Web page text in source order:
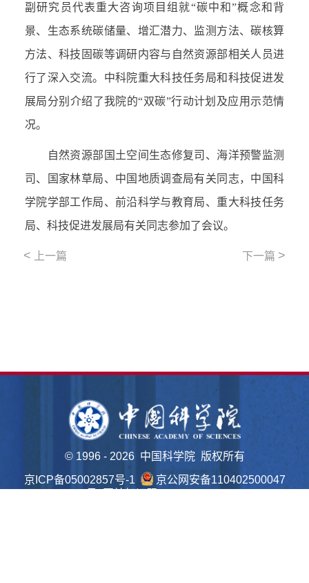
副研究员代表重大咨询项目组就“碳中和”概念和背
景、生态系统碳储量、增汇潜力、监测方法、碳核算
方法、科技固碳等调研内容与自然资源部相关人员进
行了深入交流。中科院重大科技任务局和科技促进发
展局分别 介绍了我院的“双碳”行动计划及应用示范情
况。
自然资源部 国土空间生态修复司、海洋预警监测
司、国家林草局、中国地质调查局有关同志，中国科
学院学部工作局、前沿科学与教育局、重大科技任务
局、 科技促进发展局有关同志参加了会议。
< 上一篇 下一篇 >
© 1996 - 2026 中国科学院 版权所有
京ICP备05002857号-1
京公网安备110402500047